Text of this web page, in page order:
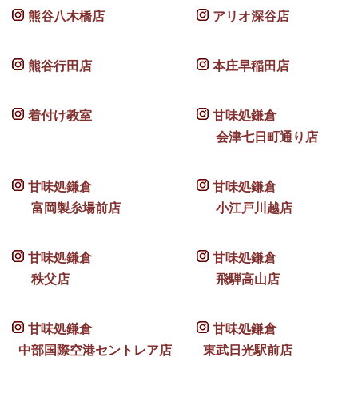
熊谷八木橋店 アリオ深谷店
熊谷行田店 本庄早稲田店
着付け教室
甘味処鎌倉
会津七日町通り店
甘味処鎌倉
富岡製糸場前店
甘味処鎌倉
小江戸川越店
甘味処鎌倉
秩父店
甘味処鎌倉
飛騨高山店
甘味処鎌倉
中部国際空港セントレア店
甘味処鎌倉
東武日光駅前店